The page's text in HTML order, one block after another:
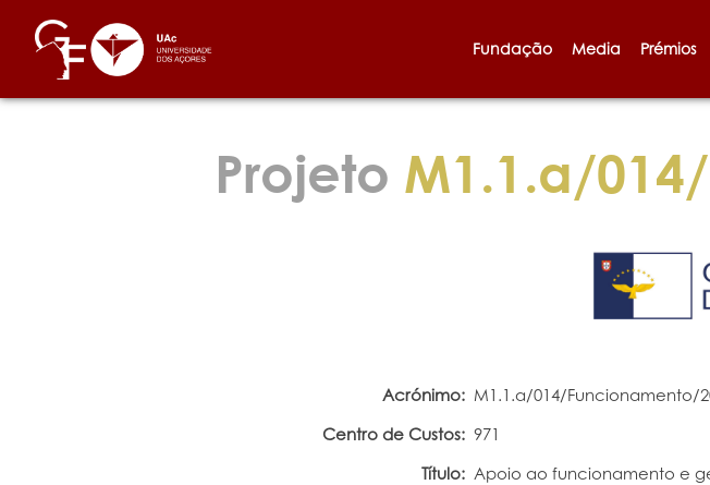
Fundação Media Prémios
Projeto M1.1.a/
Acrónimo: M1.1.a/014/Funcionamento/
Centro de Custos: 971
Título: Apoio ao funcionamento e